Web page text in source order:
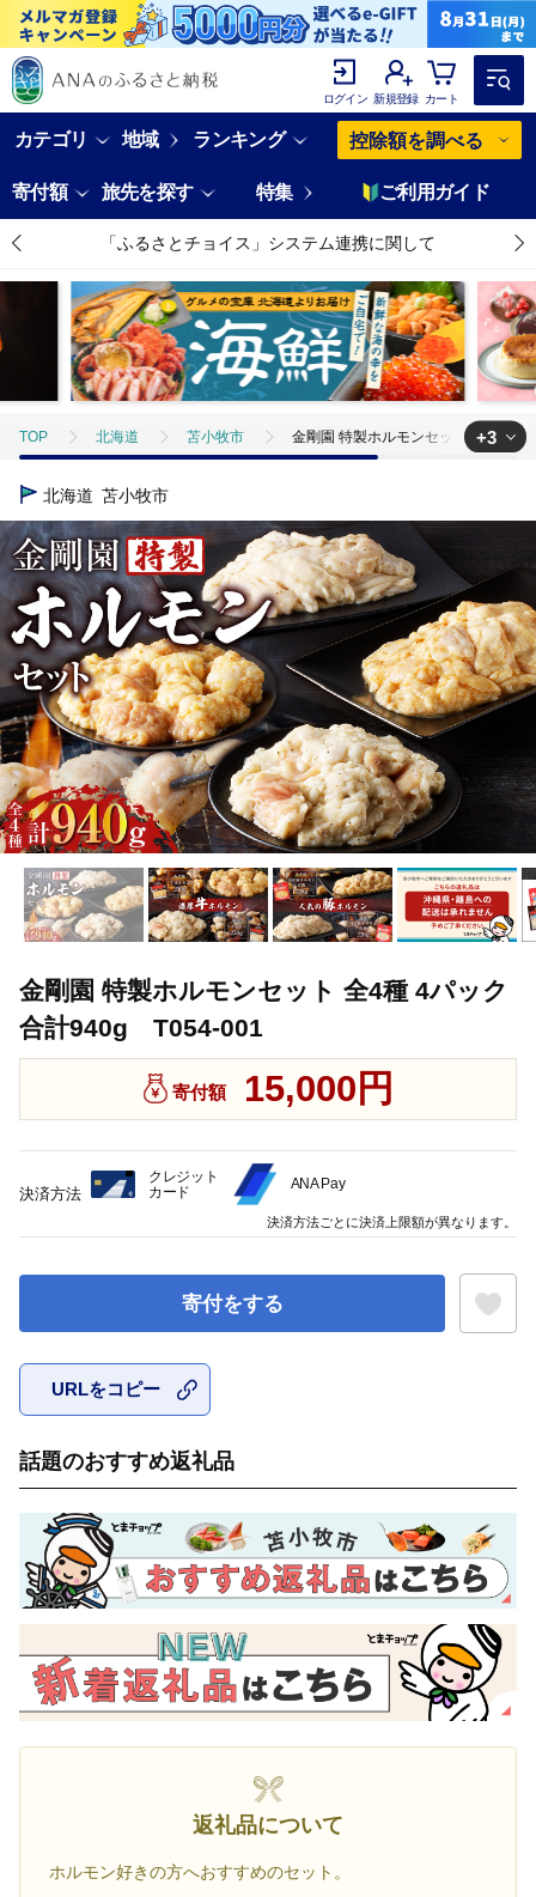
ログイン 新規登録 カート
カテゴリ 地域 ランキング 控除額を調べる
寄付額 旅先を探す 特集 ご利用ガイド
「ふるさとチョイス」システム連携に関して
TOP 北海道 苫小牧市 金剛園 特製ホルモンセット 全4種 4
TOP
TOP 肉 豚肉 焼肉(豚肉) 金剛園 特製ホルモンセッ
TOP 肉 加工肉 金剛園 特製ホルモンセット 全4種 4パッ
+3
北海道 苫小牧市
金剛園 特製ホルモンセット 全4種 4パック
合計940g T054-001
寄付額 15,000円
寄付をする
URLをコピー
話題のおすすめ返礼品
返礼品について
ホルモン好きの方へおすすめのセット。
決済方法
クレジット
カード
ANA Pay
決済方法ごとに決済上限額が異なります。